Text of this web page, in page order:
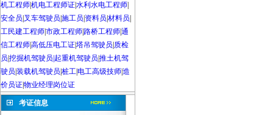
机工程师机电工程师证水利水电工程师
安全员 叉车驾驶员 施工员 资料员 材料员
工民建工程师市政工程师路桥工程师通
信工程师高低压电工证塔吊驾驶员 质检
员 挖掘机驾驶员|起重机驾驶员 推土机驾
驶员 装载机驾驶员 桩工电工高级技师造
价员证物业经理岗位证
考证信息